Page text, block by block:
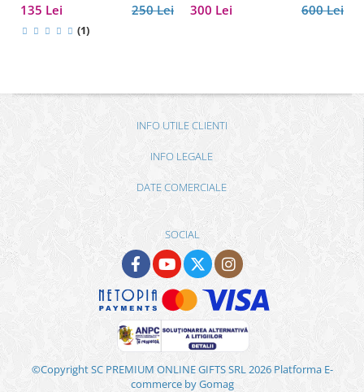
250 Lei
135 Lei
(1)
600 Lei
300 Lei
INFO UTILE CLIENTI
INFO LEGALE
DATE COMERCIALE
SOCIAL
©Copyright SC PREMIUM ONLINE GIFTS SRL 2026 Platforma E-
commerce by Gomag